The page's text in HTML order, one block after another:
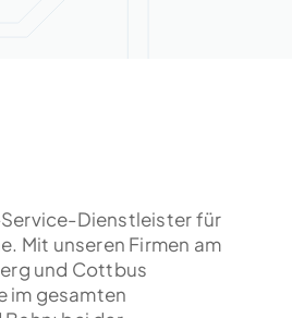
Dienstleister für
Mit unseren Firmen am
und Cottbus
im gesamten